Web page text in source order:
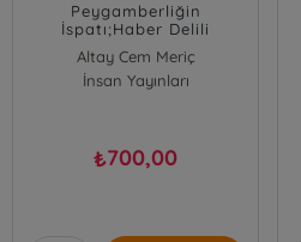
Peygamberliğin
İspatı;Haber Delili
Altay Cem Meriç
İnsan Yayınları
₺700,00